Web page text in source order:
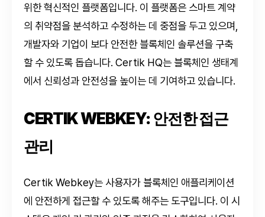
위한 혁신적인 플랫폼입니다. 이 플랫폼은 스마트 계약
의 취약점을 분석하고 수정하는 데 중점을 두고 있으며,
개발자와 기업이 보다 안전한 블록체인 솔루션을 구축
할 수 있도록 돕습니다. Certik HQ는 블록체인 생태계
에서 신뢰성과 안전성을 높이는 데 기여하고 있습니다.
CERTIK WEBKEY: 안전한 접근
관리
Certik Webkey는 사용자가 블록체인 애플리케이션
에 안전하게 접근할 수 있도록 해주는 도구입니다. 이 시